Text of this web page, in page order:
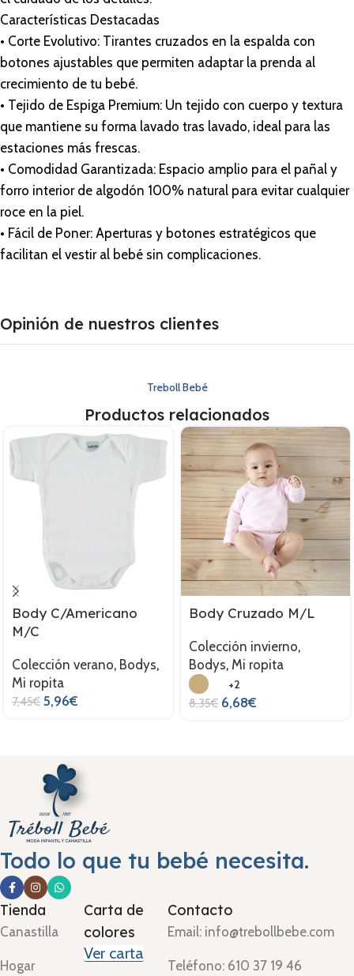
Características Destacadas
• Corte Evolutivo: Tirantes cruzados en la espalda con
botones ajustables que permiten adaptar la prenda al
crecimiento de tu bebé.
• Tejido de Espiga Premium: Un tejido con cuerpo y textura
que mantiene su forma lavado tras lavado, ideal para las
estaciones más frescas.
• Comodidad Garantizada: Espacio amplio para el pañal y
forro interior de algodón 100% natural para evitar cualquier
roce en la piel.
• Fácil de Poner: Aperturas y botones estratégicos que
facilitan el vestir al bebé sin complicaciones.
Opinión de nuestros clientes
Treboll Bebé
Productos relacionados
Body C/Americano
M/C
Colección verano, Bodys,
Mi ropita
7,45€ 5,96€
Body Cruzado M/L
Colección invierno,
Bodys, Mi ropita
+2
8,35€ 6,68€
Todo lo que tu bebé necesita.
Tienda
Canastilla
Hogar
Carta de
colores
Ver carta
Contacto
Email: info@trebollbebe.com
Teléfono: 610 37 19 46